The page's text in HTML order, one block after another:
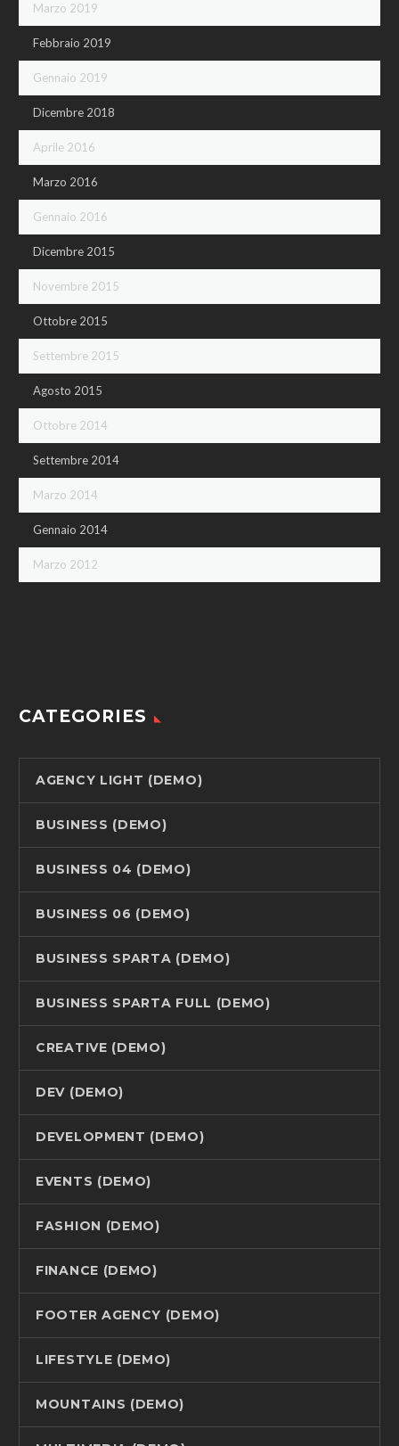
Marzo 2019
Febbraio 2019
Gennaio 2019
Dicembre 2018
Aprile 2016
Marzo 2016
Gennaio 2016
Dicembre 2015
Novembre 2015
Ottobre 2015
Settembre 2015
Agosto 2015
Ottobre 2014
Settembre 2014
Marzo 2014
Gennaio 2014
Marzo 2012
CATEGORIES
AGENCY LIGHT (DEMO)
BUSINESS (DEMO)
BUSINESS 04 (DEMO)
BUSINESS 06 (DEMO)
BUSINESS SPARTA (DEMO)
BUSINESS SPARTA FULL (DEMO)
CREATIVE (DEMO)
DEV (DEMO)
DEVELOPMENT (DEMO)
EVENTS (DEMO)
FASHION (DEMO)
FINANCE (DEMO)
FOOTER AGENCY (DEMO)
LIFESTYLE (DEMO)
MOUNTAINS (DEMO)